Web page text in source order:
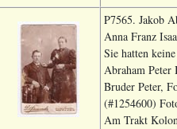
P7565. Jakob
Anna Franz
Sie hatten
Abraham Peter
Bruder Peter,
(#1254600)
Am Trakt